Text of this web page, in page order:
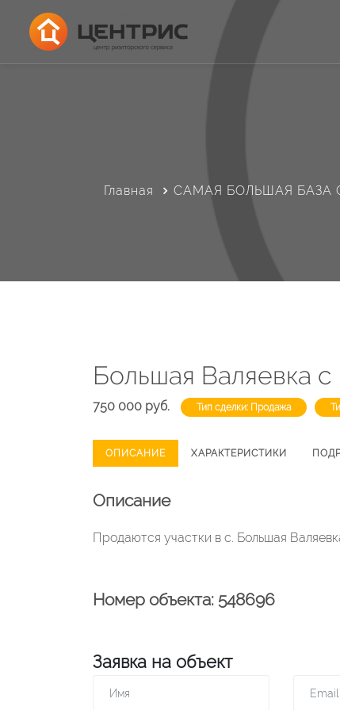
Главная САМАЯ БОЛЬШАЯ
Большая Валяевка с
750 000 руб. Тип сделки: Продажа
ОПИСАНИЕ ХАРАКТЕРИСТИКИ
Описание
Продаются участки в с. Большая
Номер объекта: 548696
Заявка на объект